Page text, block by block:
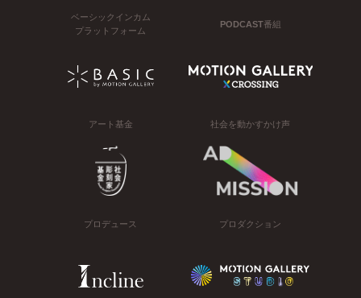
ベーシックインカム
プラットフォーム
PODCAST番組
アート基金 社会を動かすかけ声
プロデュース プロダクション